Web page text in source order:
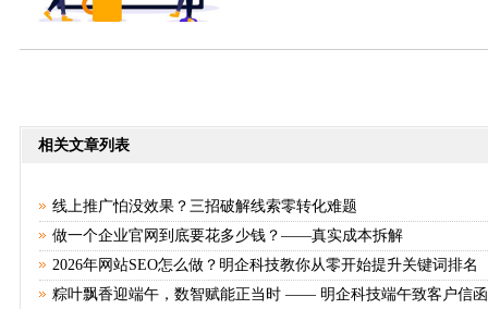
相关文章列表
线上推广怕没效果？三招破解线索零转化难题
做一个企业官网到底要花多少钱？——真实成本拆解
2026年网站SEO怎么做？明企科技教你从零开始提升关键词排名
粽叶飘香迎端午，数智赋能正当时 —— 明企科技端午致客户信函